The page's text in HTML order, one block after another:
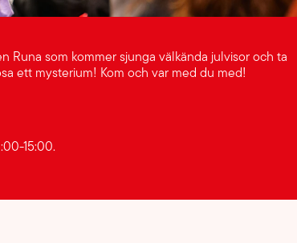
Runa som kommer sjunga välkända julvisor och ta
ett mysterium! Kom och var med du med!
15:00.